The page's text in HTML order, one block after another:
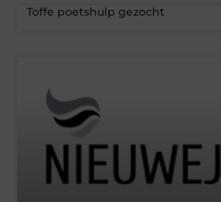
Toffe poetshulp gezocht